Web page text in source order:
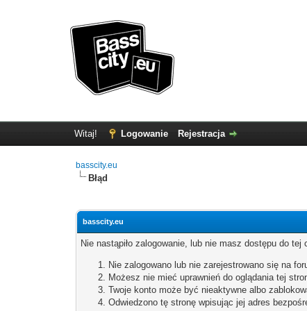
Witaj! Logowanie Rejestracja
basscity.eu
Błąd
basscity.eu
Nie nastąpiło zalogowanie, lub nie masz dostępu do
Nie zalogowano lub nie zarejestrowano się na
Możesz nie mieć uprawnień do oglądania tej
Twoje konto może być nieaktywne albo
Odwiedzono tę stronę wpisując jej adres